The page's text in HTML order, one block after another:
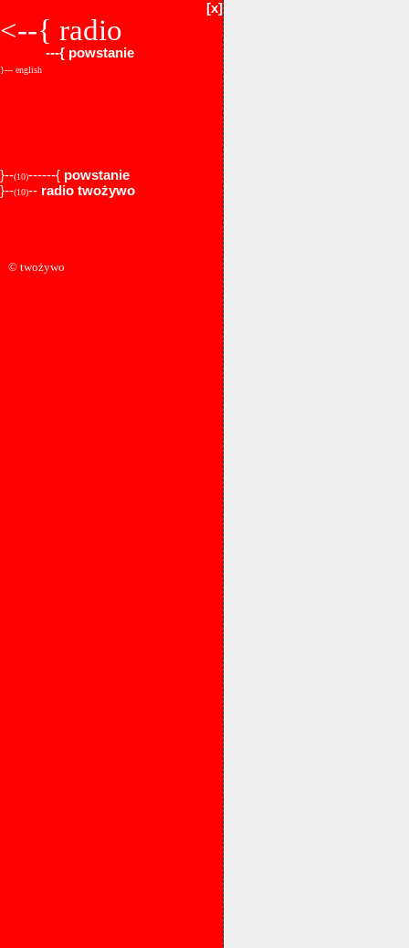
[x]
<--{ radio
---{ powstanie
}--- english
}--(10)------{ powstanie
}--(10)-- radio twożywo
© twożywo